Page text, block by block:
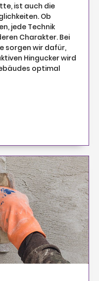
ist auch die
Ob
jede Technik
Charakter. Bei
sorgen wir dafür,
Hingucker wird
optimal